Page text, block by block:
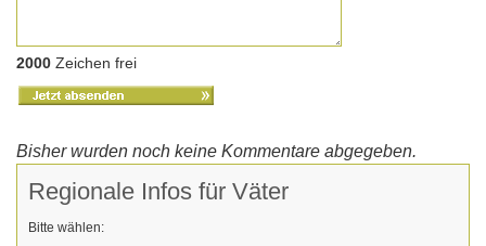
2000 Zeichen frei
Bisher wurden noch keine Kommentare abgegeben.
Regionale Infos für Väter
Bitte wählen: